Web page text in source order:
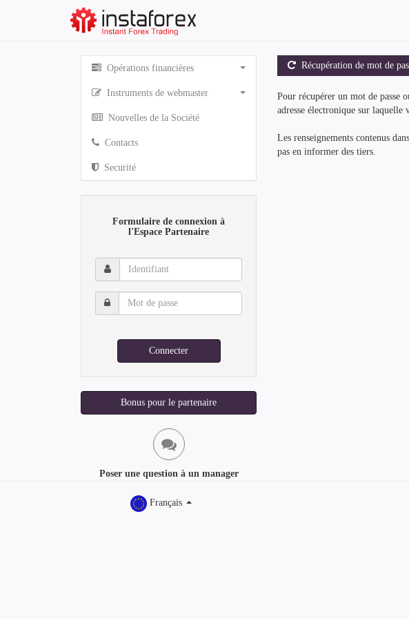
Opérations financières
Instruments de webmaster
Nouvelles de la Société
Contacts
Securité
Formulaire de connexion à
l'Espace Partenaire
Identifiant
Mot
de
Connecter
Bonus pour le partenaire
Poser une question à un manager
Récupération de mot de
Pour récupérer un mot de passe
adresse électronique sur laquelle
Les renseignements contenus
pas en informer des tiers.
Français